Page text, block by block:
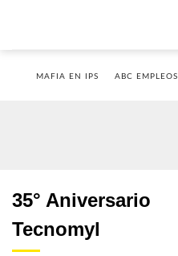
MAFIA EN IPS ABC EMPLEOS
35° Aniversario
Tecnomyl